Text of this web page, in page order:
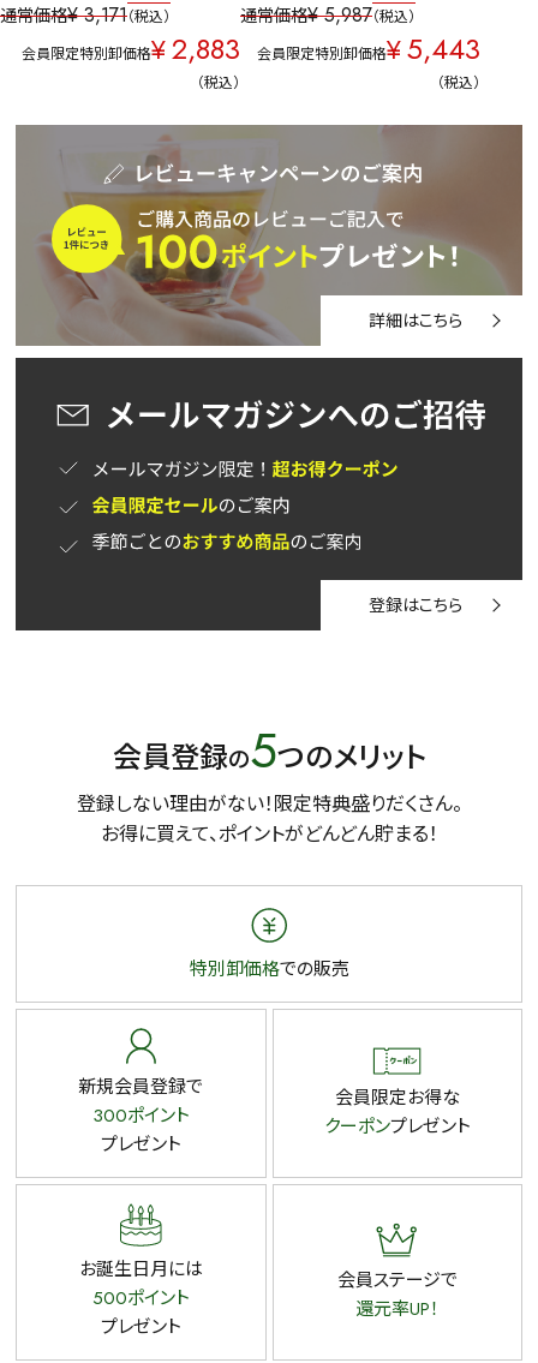
通常価格¥ 3,171 税込
会員限定特別卸価格¥2,883
税込
通常価格¥ 5,987 税込
会員限定特別卸価格¥5,443
税込
詳細はこちら
登録はこちら
会員登録の5つのメリット
登録しない理由がない！限定特典盛りだくさん。
お得に買えて、ポイントがどんどん貯まる！
特別卸価格での販売
新規会員登録で
300ポイント
プレゼント
会員限定お得な
クーポンプレゼント
お誕生日月には
500ポイント
プレゼント
会員ステージで
還元率UP！